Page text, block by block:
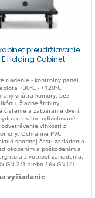
preudržiavanie
E Holding Cabinet
riadenie - kontrolny panel.
+30°C - +120°C.
vnútra komory, bez
žiadne štrbiny.
čistenie a zatváranie dverí,
odizolované.
vlhkosti z
Ochranné PVC
spodnej časti zariadenia
okopaním a poškodením a
a životnosť zariadenia.
GN 2/1 alebo 16x GN1/1,
1,5kW/230V. Rozmer v
vyžiadanie